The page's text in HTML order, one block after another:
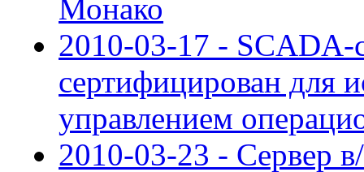
Монако
2010-03-17 - SCADA-
сертифицирован для
управлением
2010-03-23 - Сервер